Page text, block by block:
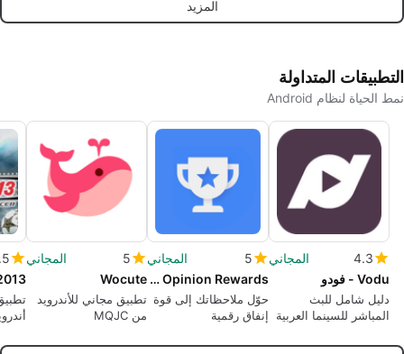
المزيد
التطبيقات المتداولة
نمط الحياة لنظام Android
4.3
المجاني
Vodu - فودو
دليل شامل للبث
المباشر للسينما العربية
5
المجاني
Google Opinion Rewards
حوّل ملاحظاتك إلى قوة
إنفاق رقمية
5
المجاني
Wocute
تطبيق مجاني للأندرويد
من MQJC